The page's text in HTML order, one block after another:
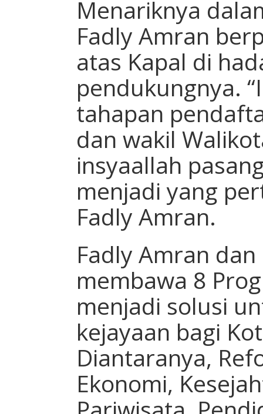
Menariknya
Fadly Amran
atas Kapal di
pendukungnya.
tahapan
dan wakil
insyaallah
menjadi yang
Fadly Amran.
Fadly Amran
membawa 8
menjadi solusi
kejayaan bagi
Diantaranya,
Ekonomi,